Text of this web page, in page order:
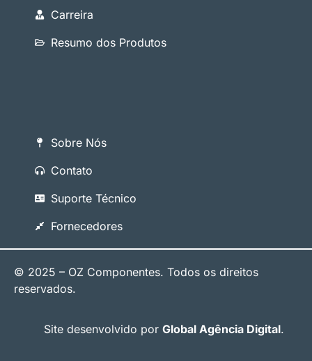
Carreira
Resumo dos Produtos
Sobre Nós
Contato
Suporte Técnico
Fornecedores
© 2025 – OZ Componentes. Todos os direitos
reservados.
Site desenvolvido por Global Agência Digital.